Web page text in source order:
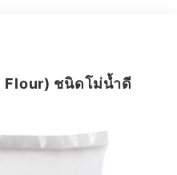
Flour) ชนิดโม่น้ำดี